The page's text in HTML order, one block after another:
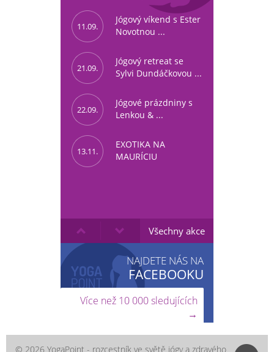
11.09.
Jógový víkend s Ester
Novotnou ...
21.09.
Jógový retreat se
Sylvi Dundáčkovou ...
22.09.
Jógové prázdniny s
Lenkou & ...
13.11.
EXOTIKA NA
MAURÍCIU
Všechny akce
NAJDETE NÁS NA
FACEBOOKU
Více než 10 000 sledujících
→
© 2026 YogaPoint - rozcestník ve světě jógy a zdravého